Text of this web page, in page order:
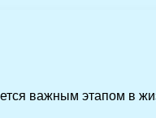
важным этапом в